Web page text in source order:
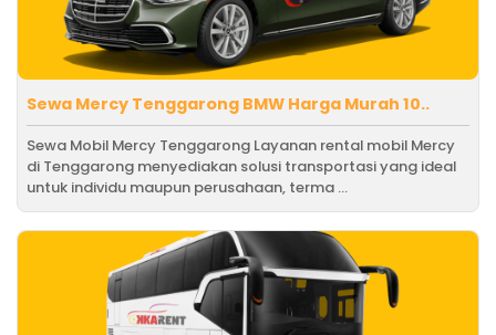
Sewa Mercy Tenggarong BMW Harga Murah 10..
Sewa Mobil Mercy Tenggarong Layanan rental mobil Mercy
di Tenggarong menyediakan solusi transportasi yang ideal
untuk individu maupun perusahaan, terma ...